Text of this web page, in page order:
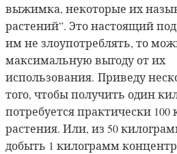
выжимка, некоторые их
растений”. Это настоящий
им не злоупотреблять, то
максимальную выгоду от их
использования. Приведу
того, чтобы получить один
потребуется практически
растения. Или, из 50
добыть 1 килограмм